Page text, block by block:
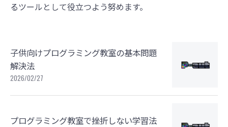
るツールとして役立つよう努めます。
子供向けプログラミング教室の基本問題
解決法
2026/02/27
プログラミング教室で挫折しない学習法